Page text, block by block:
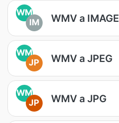
WM
IM
WMV a IMAGE
WM
JP
WMV a JPEG
WM
JP
WMV a JPG